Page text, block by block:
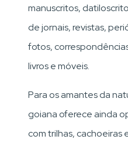
manuscritos,
de jornais, revistas,
fotos,
livros e móveis.
Para os amantes da
goiana oferece ainda
com trilhas, cachoeiras